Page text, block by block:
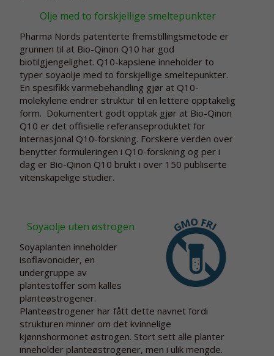
Olje med to forskjellige smeltepunkter
Pharma Nords patenterte fremstillingsmetode er
grunnen til at Bio-Qinon Q10 har god
biotilgjengelighet. Q10-kapslene inneholder to
typer soyaolje med to forskjellige smeltepunkter.
En spesifikk varmebehandling gjør at Q10-
molekylene endrer struktur til en lettere opptakelig
form. Dokumentert godt opptak gjør at Bio-Qinon
Q10 er det offisielle referanseproduktet for
internasjonal Q10-forskning. Forskere verden over
benytter formuleringen i Q10-forskning og per i
dag er Bio-Qinon Q10 brukt i over 150 publiserte
vitenskapelige studier.
Soyaolje uten østrogen
Soyaplanten inneholder
isoflavonoider, en
undergruppe av
plantestoffer som kalles
planteøstrogener.
Planteøstrogener har fått dette navnet fordi
strukturen minner om det kvinnelige
kjønnshormonet østrogen. Stort sett alle planter
inneholder planteøstrogener, men i ulik mengde.